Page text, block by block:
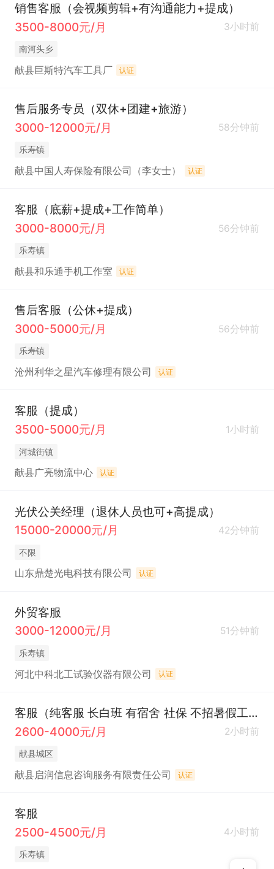
销售客服（会视频剪辑+有沟通能力+提成）
3500-8000元/月
3小时前
南河头乡
献县巨斯特汽车工具厂 认证
售后服务专员（双休+团建+旅游）
3000-12000元/月
58分钟前
乐寿镇
献县中国人寿保险有限公司（李女士） 认证
客服（底薪+提成+工作简单）
3000-8000元/月
56分钟前
乐寿镇
献县和乐通手机工作室 认证
售后客服（公休+提成）
3000-5000元/月
56分钟前
乐寿镇
沧州利华之星汽车修理有限公司 认证
客服（提成）
3500-5000元/月
1小时前
河城街镇
献县广亮物流中心 认证
光伏公关经理（退休人员也可+高提成）
15000-20000元/月
42分钟前
不限
山东鼎楚光电科技有限公司 认证
外贸客服
3000-12000元/月
51分钟前
乐寿镇
河北中科北工试验仪器有限公司 认证
客服（纯客服 长白班 有宿舍 社保 不招暑假工）
2600-4000元/月
2小时前
献县城区
献县启润信息咨询服务有限责任公司 认证
客服
2500-4500元/月
4小时前
乐寿镇